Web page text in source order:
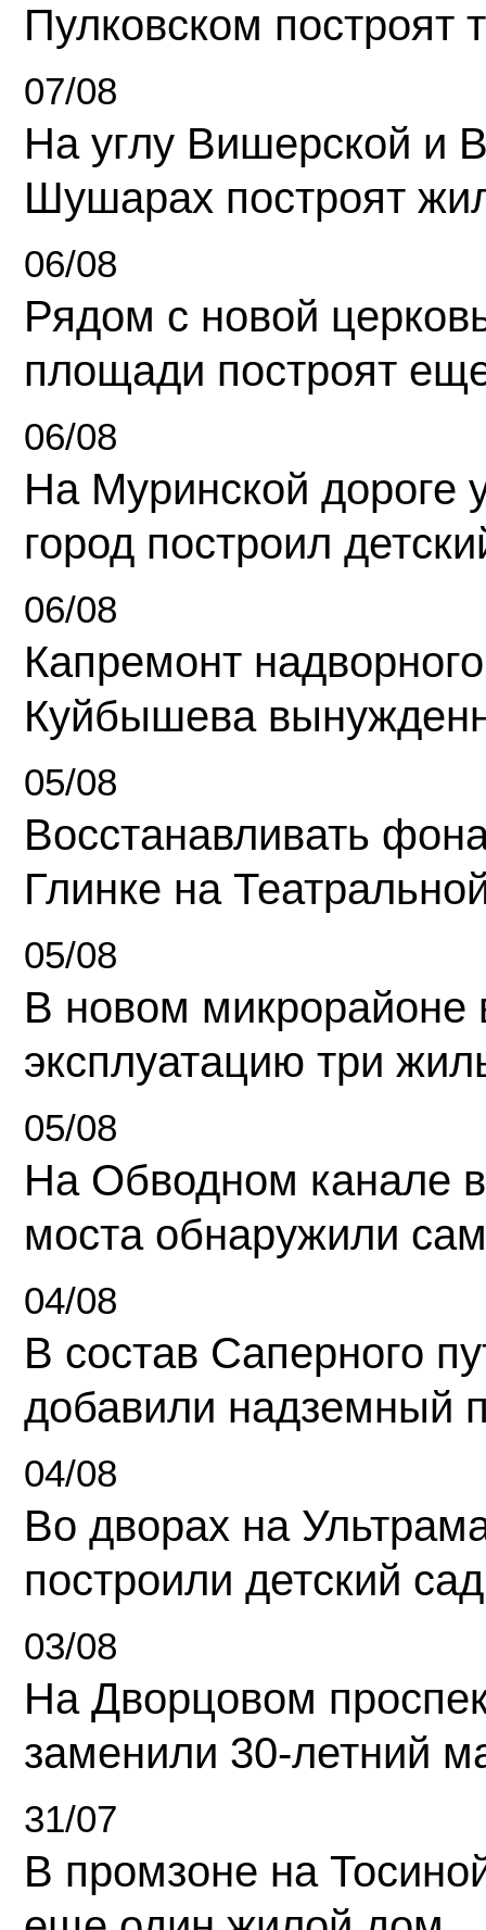
Пулковском построят
07/08
На углу Вишерской и
Шушарах построят
06/08
Рядом с новой
площади построят
06/08
На Муринской дороге
город построил
06/08
Капремонт
Куйбышева
05/08
Восстанавливать
Глинке на
05/08
В новом микрорайоне
эксплуатацию три
05/08
На Обводном канале
моста обнаружили
04/08
В состав Саперного
добавили надземный
04/08
Во дворах на
построили детский сад
03/08
На Дворцовом
заменили 30-летний
31/07
В промзоне на